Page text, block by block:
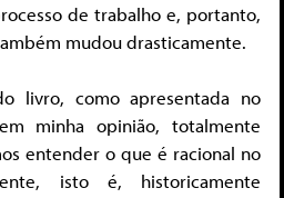
de trabalho e, portanto,
mudou drasticamente.
livro, como apresentada no
minha opinião, totalmente
entender o que é racional no
isto é, historicamente